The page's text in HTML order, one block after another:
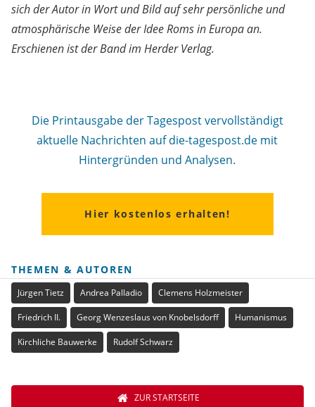
sich der Autor in Wort und Bild auf sehr persönliche und
atmosphärische Weise der Idee Roms in Europa an.
Erschienen ist der Band im Herder Verlag.
Die Printausgabe der Tagespost vervollständigt
aktuelle Nachrichten auf die-tagespost.de mit
Hintergründen und Analysen.
Hier kostenlos erhalten!
THEMEN & AUTOREN
Jürgen Tietz Andrea Palladio Clemens Holzmeister
Friedrich II. Georg Wenzeslaus von Knobelsdorff Humanismus
Kirchliche Bauwerke Rudolf Schwarz
ZUR STARTSEITE